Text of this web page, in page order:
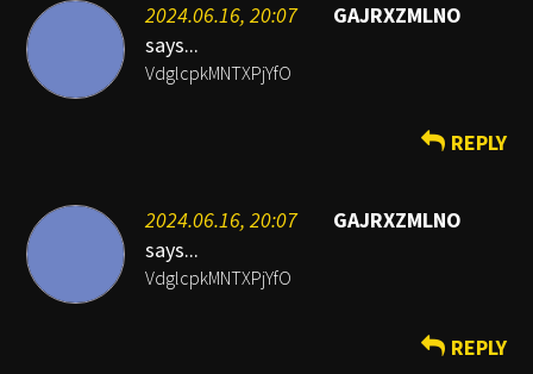
2024.06.16, 20:07
GAJRXZMLNO
says...
VdglcpkMNTXPjYfO
REPLY
2024.06.16, 20:07
GAJRXZMLNO
says...
VdglcpkMNTXPjYfO
REPLY